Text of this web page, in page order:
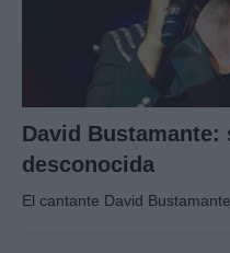
David Bustamante:
desconocida
El cantante David